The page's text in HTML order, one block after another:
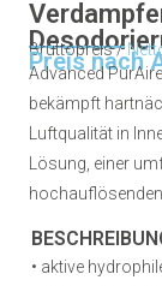
Bruttopreis /
Preis nach
Advanced
bekämpft
Luftqualität in
Lösung, einer
• aktive